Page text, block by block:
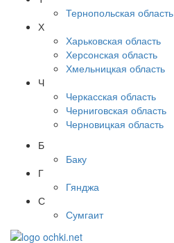
Тернопольская область
Х
Харьковская область
Херсонская область
Хмельницкая область
Ч
Черкасская область
Черниговская область
Черновицкая область
Б
Баку
Г
Гянджа
С
Сумгаит